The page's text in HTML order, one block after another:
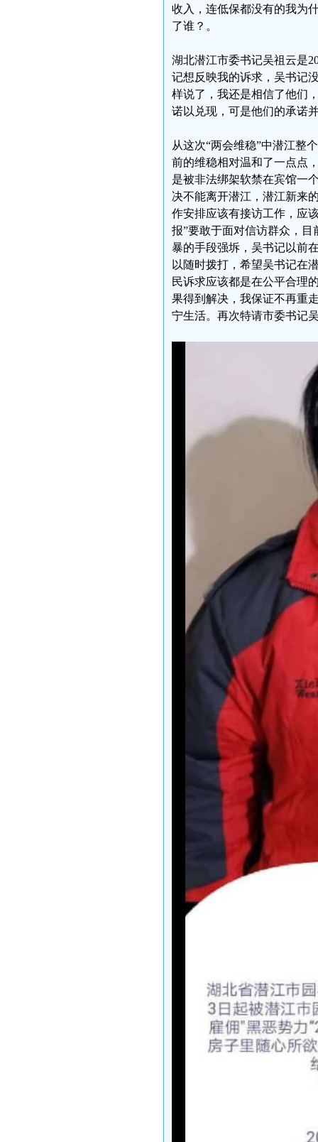
收入，连低保都没有的我为
了谁？。
湖北潜江市委书记吴祖云是
记想反映我的诉求，吴书记
样说了，我还是相信了他们
诺以兑现，可是他们的承诺
从这次“两会维稳”中潜江整
前的维稳相对温和了一点点
是被非法绑架软禁在宾馆一
决不能离开潜江，潜江新来
作安排应该有接访工作，应
报”要敢于面对信访群众，
暴的手段强坼，吴书记以前
以随时拨打，希望吴书记在
民诉求应该都是在公平合理
果得到解决，我保证不再重
宁生活。再次特请市委书记